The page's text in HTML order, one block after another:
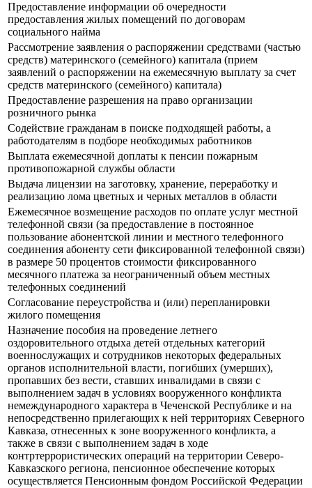
Предоставление информации об очередности
предоставления жилых помещений по договорам
социального найма
Рассмотрение заявления о распоряжении средствами (частью
средств) материнского (семейного) капитала (прием
заявлений о распоряжении на ежемесячную выплату за счет
средств материнского (семейного) капитала)
Предоставление разрешения на право организации
розничного рынка
Содействие гражданам в поиске подходящей работы, а
работодателям в подборе необходимых работников
Выплата ежемесячной доплаты к пенсии пожарным
противопожарной службы области
Выдача лицензии на заготовку, хранение, переработку и
реализацию лома цветных и черных металлов в области
Ежемесячное возмещение расходов по оплате услуг местной
телефонной связи (за предоставление в постоянное
пользование абонентской линии и местного телефонного
соединения абоненту сети фиксированной телефонной связи)
в размере 50 процентов стоимости фиксированного
месячного платежа за неограниченный объем местных
телефонных соединений
Согласование переустройства и (или) перепланировки
жилого помещения
Назначение пособия на проведение летнего
оздоровительного отдыха детей отдельных категорий
военнослужащих и сотрудников некоторых федеральных
органов исполнительной власти, погибших (умерших),
пропавших без вести, ставших инвалидами в связи с
выполнением задач в условиях вооруженного конфликта
немеждународного характера в Чеченской Республике и на
непосредственно прилегающих к ней территориях Северного
Кавказа, отнесенных к зоне вооруженного конфликта, а
также в связи с выполнением задач в ходе
контртеррористических операций на территории Северо-
Кавказского региона, пенсионное обеспечение которых
осуществляется Пенсионным фондом Российской Федерации